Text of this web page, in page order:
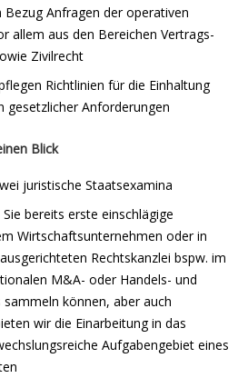
Anfragen der operativen
allem aus den Bereichen Vertrags-
Zivilrecht
Richtlinien für die Einhaltung
gesetzlicher Anforderungen
Blick
juristische Staatsexamina
bereits erste einschlägige
Wirtschaftsunternehmen oder in
Rechtskanzlei bspw. im
M&A- oder Handels- und
können, aber auch
wir die Einarbeitung in das
Aufgabengebiet eines